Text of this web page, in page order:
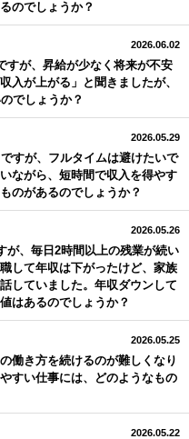
のでしょうか？
2026.06.02
すが、昇給が少なく将来が不安
入が上がる」と聞きましたが、
でしょうか？
2026.05.29
すが、フルタイムは避けたいで
ながら、短時間で収入を得やす
のがあるのでしょうか？
2026.05.26
が、毎日2時間以上の残業が続い
して年収は下がったけど、家族
していました。年収ダウンして
はあるのでしょうか？
2026.05.25
働き方を続けるのが難しくなり
すい仕事には、どのようなもの
2026.05.22